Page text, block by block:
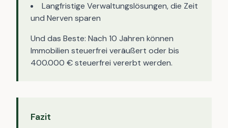
Langfristige Verwaltungslösungen, die Zeit
und Nerven sparen
Und das Beste: Nach 10 Jahren können
Immobilien steuerfrei veräußert oder bis
400.000 € steuerfrei vererbt werden.
Fazit